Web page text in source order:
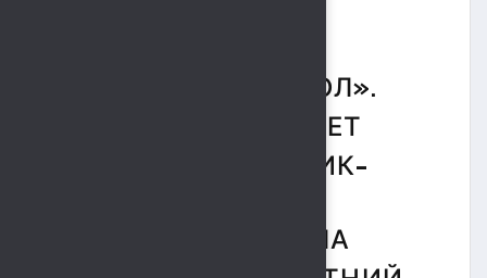
КОМПЛЕКСА «СОКОЛ».
ЛИЦЕЙ №3 ОТМЕЧАЕТ
ДВОЙНОЙ ПРАЗДНИК-
В ЭТОМ ГОДУ ШКОЛА